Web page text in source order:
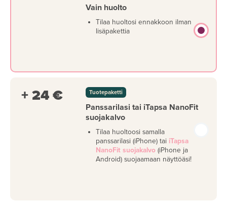
Vain huolto
Tilaa huoltosi ennakkoon ilman
lisäpakettia
+ 24 € Tuotepaketti
Panssarilasi tai iTapsa NanoFit
suojakalvo
Tilaa huoltoosi samalla
panssarilasi (iPhone) tai iTapsa
NanoFit suojakalvo (iPhone ja
Android) suojaamaan näyttöäsi!